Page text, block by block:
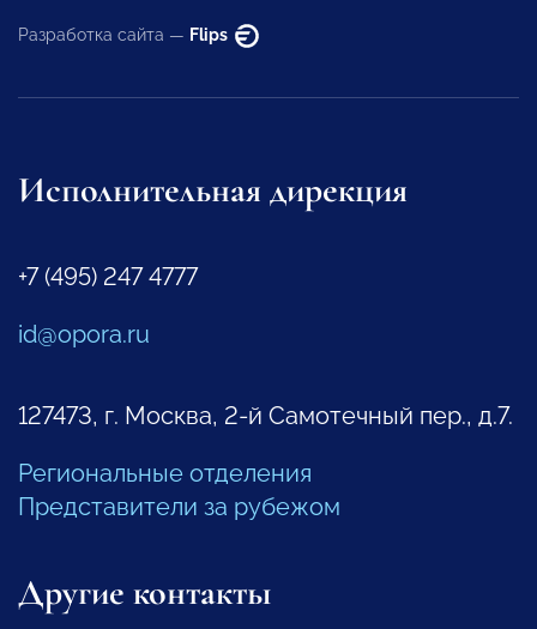
Разработка сайта — Flips
Исполнительная дирекция
+7 (495) 247 4777
id@opora.ru
127473, г. Москва, 2-й Самотечный пер., д.7.
Региональные отделения
Представители за рубежом
Другие контакты